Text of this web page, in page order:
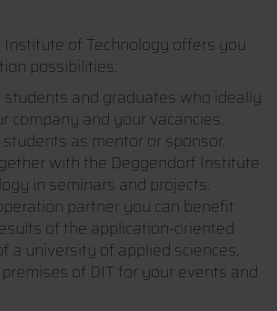
of Technology offers you
possibilities:
and graduates who ideally
company and your vacancies.
as mentor or sponsor.
with the Deggendorf Institute
in seminars and projects.
partner you can benefit
of the application-oriented
a university of applied sciences.
of DIT for your events and